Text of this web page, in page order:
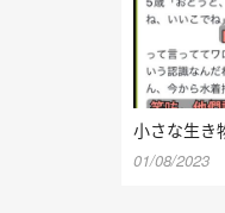
小さな生き
01/08/2023